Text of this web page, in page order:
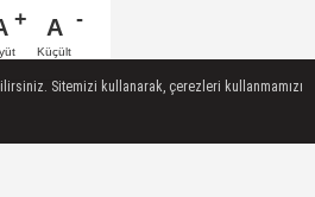
A
Küçült
Sitemizi kullanarak, çerezleri kullanmamızı